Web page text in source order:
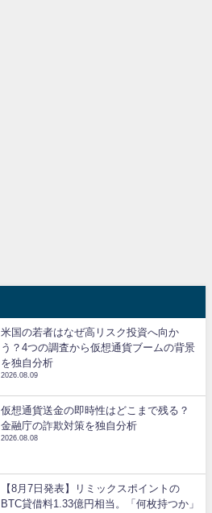
米国の若者はなぜ高リスク投資へ向か
う？4つの調査から仮想通貨ブームの背景
を独自分析
2026.08.09
仮想通貨送金の即時性はどこまで残る？
金融庁の詐欺対策を独自分析
2026.08.08
【8月7日発表】リミックスポイントの
BTC貸借料1.33億円相当。「何枚持つか」